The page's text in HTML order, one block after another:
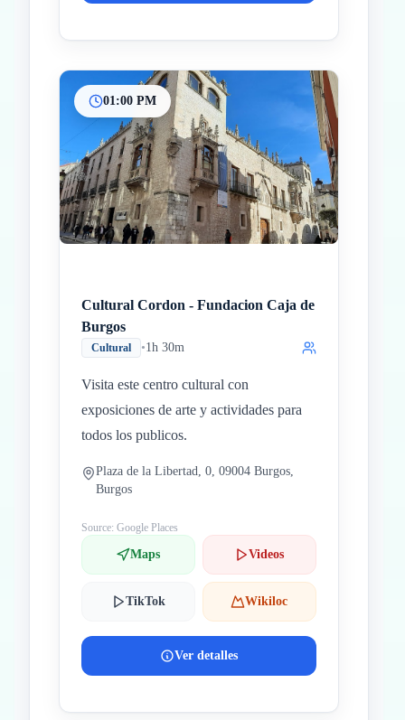
01:00 PM
Cultural Cordon - Fundacion Caja de
Burgos
Cultural •1h 30m
Visita este centro cultural con
exposiciones de arte y actividades para
todos los publicos.
Plaza de la Libertad, 0, 09004 Burgos,
Burgos
Source: Google Places
Maps Videos
TikTok Wikiloc
Ver detalles